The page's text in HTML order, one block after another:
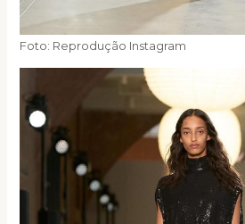
Foto: Reprodução Instagram